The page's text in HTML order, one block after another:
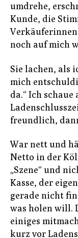
umdrehe,
Kunde, die
noch auf mich
Sie lachen, als
mich
da.“ Ich schaue
freundlich,
War nett und
Netto in der
„Szene“ und
Kasse, der
gerade nicht
was holen will.
einiges
kurz vor